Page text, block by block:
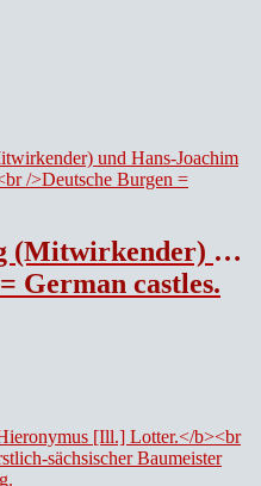
Mothes, Wolfgang (Mitwirkender) und Hans-Joachim (Mitwirkender) Aubert.
German castles.